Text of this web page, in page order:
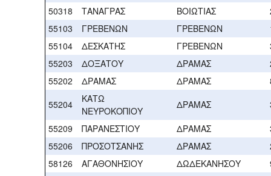
50318
ΤΑΝΑΓΡΑΣ ΒΟΙΩΤΙΑΣ
55103
ΓΡΕΒΕΝΩΝ ΓΡΕΒΕΝΩΝ
55104
ΔΕΣΚΑΤΗΣ ΓΡΕΒΕΝΩΝ
55203
ΔΟΞΑΤΟΥ ΔΡΑΜΑΣ
55202
ΔΡΑΜΑΣ ΔΡΑΜΑΣ
55204
ΚΑΤΩ
ΝΕΥΡΟΚΟΠΙΟΥ
ΔΡΑΜΑΣ
55209
ΠΑΡΑΝΕΣΤΙΟΥ ΔΡΑΜΑΣ
55206
ΠΡΟΣΟΤΣΑΝΗΣ ΔΡΑΜΑΣ
58126
ΑΓΑΘΟΝΗΣΙΟΥ ΔΩΔΕΚΑΝΗΣΟΥ